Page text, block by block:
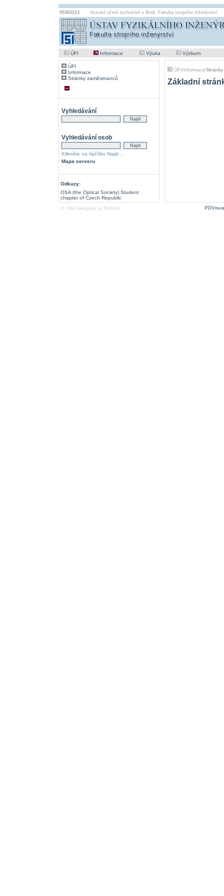
95365213 Vysoké učení technické v Brně, Fakulta strojního inženýrství
ÚFI Informace Výuka Výzkum
ÚFI
Informace
Stránky zaměstnanců
Vyhledávání
Vyhledávání osob
Klikněte na tlačítko Najdi ..
Mapa serveru
Odkazy:
OSA (the Optical Society) Student
chapter of Czech Republic
ÚFI /Informace/Stránky
Základní
© 2003 designed by RAW4U